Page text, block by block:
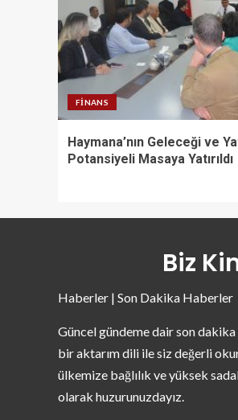
FINANS
Haymana’nın Geleceği ve
Potansiyeli Masaya Yatırıldı
Biz
Haberler | Son Dakika Haberler
Güncel gündeme dair son
bir aktarım dili ile siz değerli
ülkemize bağlılık ve yüksek
olarak huzurunuzdayız.